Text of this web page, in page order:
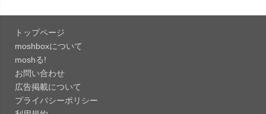
「Google 翻訳 10.31.311」iOS向け最新版をリリ
ース。
「Microsoft Excel 2.112.3」iOS向け最新版をリ
リ...
トップページ
moshboxについて
moshる!
お問い合わせ
広告掲載について
プライバシーポリシー